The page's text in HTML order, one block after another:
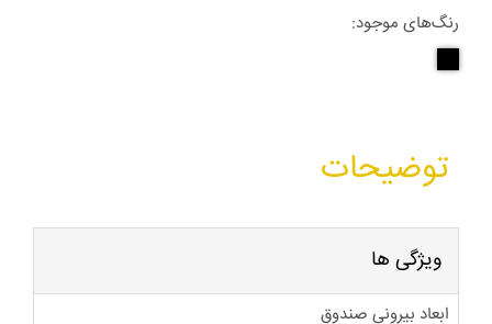
رنگ‌های موجود:
توضیحات
ویژگی ها
ابعاد بیرونی صندوق